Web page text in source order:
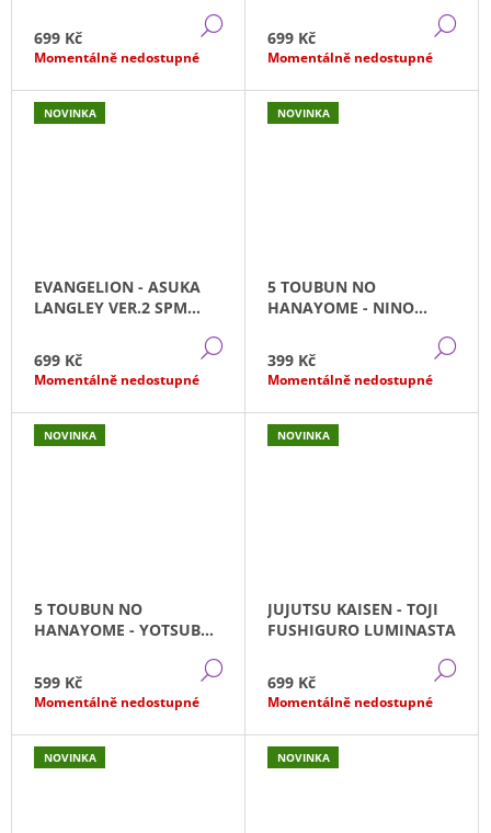
699 Kč
DETAIL
Momentálně nedostupné
699 Kč
Momentálně nedostupné
NOVINKA
EVANGELION - ASUKA
LANGLEY VER.2 SPM
699 Kč
DETAIL
Momentálně nedostupné
NOVINKA
5 TOUBUN NO
HANAYOME - NINO
VER. SEGA (20CM)
399 Kč
Momentálně nedostupné
NOVINKA
5 TOUBUN NO
HANAYOME - YOTSUBA
VER. SEGA (23CM)
599 Kč
DETAIL
Momentálně nedostupné
NOVINKA
JUJUTSU KAISEN - TOJI
FUSHIGURO LUMINASTA
699 Kč
Momentálně nedostupné
NOVINKA NOVINKA